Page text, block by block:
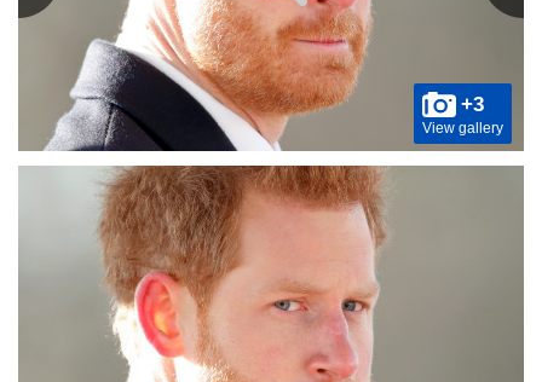
+3
View gallery